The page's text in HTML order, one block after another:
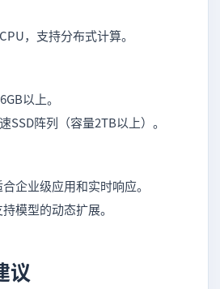
，支持分布式计算。
以上。
SSD阵列（容量2TB以上）。
企业级应用和实时响应。
模型的动态扩展。
议